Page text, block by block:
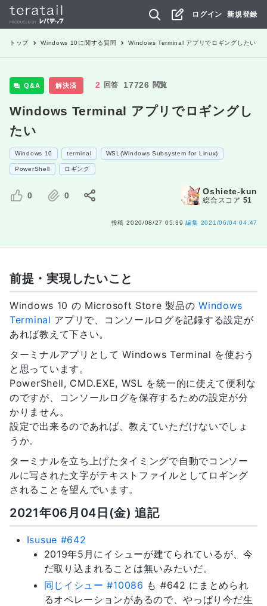
ログイン 新規登録
トップ Windows 10に関する質問 Windows Terminal アプリでロギングしたい
Q&A 解決済 2 回答 17726 閲覧
Windows Terminal アプリでロギングし
たい
Windows 10 terminal WSL(Windows Subsystem for Linux)
PowerShell ロギング
0 0 Oshiete-kun
総合スコア 51
投稿 2020/08/27 05:39 編集 2021/06/04 04:47
前提・実現したいこと
Windows 10 の Microsoft Store 製品のWindows
Terminal アプリで、コンソールログを記録する設定が
あれば教えて下さい。
ターミナルアプリとして Windows Terminal を使おう
と思っています。
PowerShell, CMD.EXE, WSL を統一的に使えて便利な
のですが、コンソールログを保存するための設定が分
かりません。
設定で出来るのであれば、教えていただけないでしょ
うか。
ターミナルを立ち上げたタイミングで自動でコンソー
ルに写された文字がテキストファイルとしてロギング
されることを望んでいます。
2021年06月04日(金) 追記
Isusue #642
2019年5月にイシューが建てられているが、今
だ取り込まれることは無いみたいだ。
同じイシュー #10086 も #642 にまとめられ
るオペレーションがあるので、やっぱり今だ生